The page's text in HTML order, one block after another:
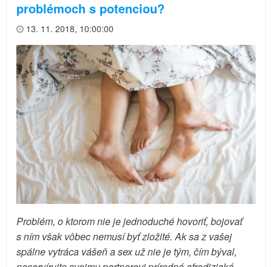
problémoch s potenciou?
13. 11. 2018, 10:00:00
Problém, o ktorom nie je jednoduché hovoriť, bojovať
s ním však vôbec nemusí byť zložité. Ak sa z vašej
spálne vytráca vášeň a sex už nie je tým, čím býval,